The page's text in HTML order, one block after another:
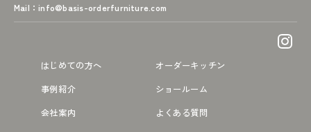
Mail ：info@basis-orderfurniture.com
はじめての方へ
オーダーキッチン
事例紹介
ショールーム
会社案内
よくある質問